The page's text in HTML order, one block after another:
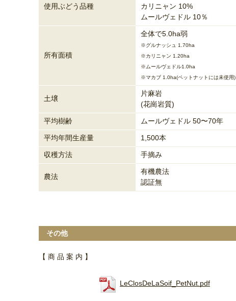
使用ぶどう品種
カリニャン 10%
ムールヴェドル 10％
所有面積
全体で5.0ha弱
※グルナッシュ 1.70ha
※カリニャン 1.20ha
※ムールヴェドル1.0ha
※マカブ 1.0ha(ペットナットには未使用)
土壌
片麻岩
(花崗岩質)
平均樹齢 ムールヴェドル 50〜70年
平均年間生産量 1,500本
収穫方法 手摘み
農法
有機農法
認証無
その他
【 商 品 案 内 】
LeClosDeLaSoif_PetNut.pdf